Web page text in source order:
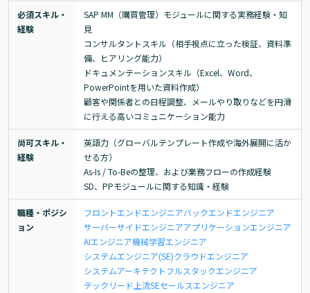
必須スキル・
経験
SAP MM（購買管理）モジュールに関する実務経験・知
見
コンサルタントスキル（相手視点に立った検証、資料準
備、ヒアリング能力）
ドキュメンテーションスキル（Excel、Word、
PowerPointを用いた資料作成）
顧客や関係者との日程調整、メールやり取りなどを円滑
に行える高いコミュニケーション能力
尚可スキル・
経験
英語力（グローバルテンプレート作成や海外展開に活か
せる方）
As-Is / To-Beの整理、および業務フローの作成経験
SD、PPモジュールに関する知識・経験
職種・ポジシ
ョン
フロントエンドエンジニアバックエンドエンジニア
サーバーサイドエンジニアアプリケーションエンジニア
AIエンジニア機械学習エンジニア
システムエンジニア(SE)クラウドエンジニア
システムアーキテクトフルスタックエンジニア
テックリード 上流SEセールスエンジニア